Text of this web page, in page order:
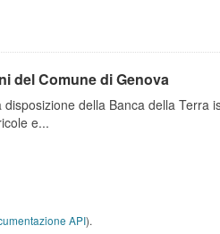
del Comune di Genova
della Banca della Terra
e...
API).